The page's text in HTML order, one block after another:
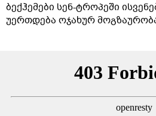
ბექჰემები სენ-ტროპეში
უერთდება ოჯახურ